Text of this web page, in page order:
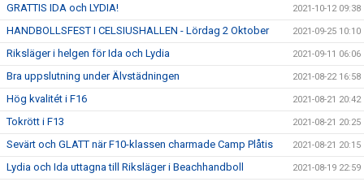
GRATTIS IDA och LYDIA! 2021-10-12 09:38
HANDBOLLSFEST I CELSIUSHALLEN - Lördag 2 Oktober 2021-09-25 10:10
Riksläger i helgen för Ida och Lydia 2021-09-11 06:06
Bra uppslutning under Älvstädningen 2021-08-22 16:58
Hög kvalitét i F16 2021-08-21 20:42
Tokrött i F13 2021-08-21 20:25
Sevärt och GLATT när F10-klassen charmade Camp Plåtis 2021-08-21 20:15
Lydia och Ida uttagna till Riksläger i Beachhandboll 2021-08-19 22:59